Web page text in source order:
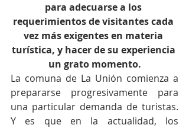
para adecuarse a los
requerimientos de visitantes cada
vez más exigentes en materia
turística, y hacer de su experiencia
un grato momento.
La comuna de La Unión comienza a
prepararse progresivamente para
una particular demanda de turistas.
Y es que en la actualidad, los